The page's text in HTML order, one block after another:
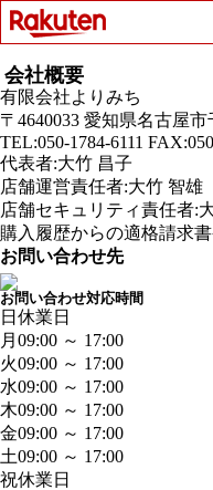
会社概要
有限会社よりみち
〒4640033 愛知県名古屋
TEL:050-1784-6111
代表者:大竹 昌子
店舗運営責任者:大竹 智雄
店舗セキュリティ責任者:
購入履歴からの適格請求
お問い合わせ先
お問い合わせ対応時間
日 休業日
月 09:00 ～ 17:00
火09:00 ～ 17:00
水09:00 ～ 17:00
木09:00 ～ 17:00
金09:00 ～ 17:00
土09:00 ～ 17:00
祝休業日